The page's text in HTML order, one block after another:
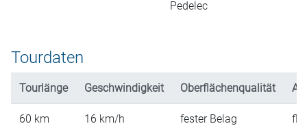
Pedelec
Tourdaten
Tourlänge Geschwindigkeit Oberflächenqualität
60 km 16 km/h fester Belag